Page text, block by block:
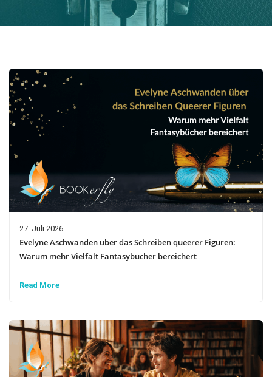
27. Juli 2026
Evelyne Aschwanden über das Schreiben queerer Figuren:
Warum mehr Vielfalt Fantasybücher bereichert
Read More